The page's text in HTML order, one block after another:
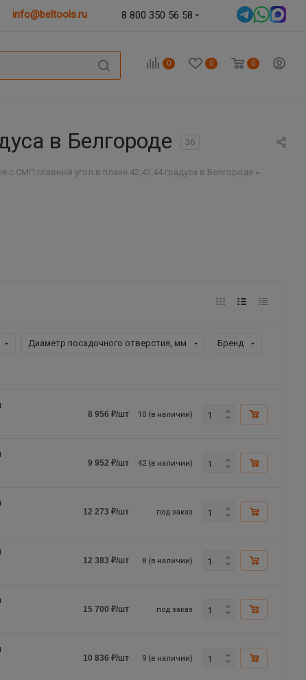
info@beltools.ru 8 800 350 56 58
0 0 0
в Белгороде 36
с СМП главный угол в плане 42,43,44 градуса в Белгороде
Диаметр посадочного отверстия, мм Бренд
8 956 ₽/шт 10 (в наличии)
9 952 ₽/шт 42 (в наличии)
12 273 ₽/шт под заказ
12 383 ₽/шт 8 (в наличии)
15 700 ₽/шт под заказ
10 836 ₽/шт 9 (в наличии)